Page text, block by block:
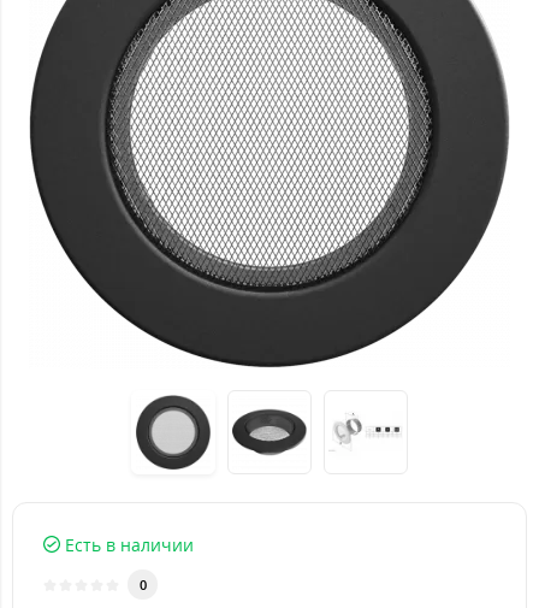
Есть в наличии
0